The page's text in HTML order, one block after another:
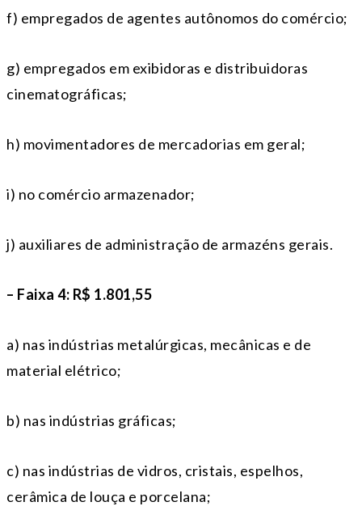
f) empregados de agentes autônomos do comércio;
g) empregados em exibidoras e distribuidoras
cinematográficas;
h) movimentadores de mercadorias em geral;
i) no comércio armazenador;
j) auxiliares de administração de armazéns gerais.
– Faixa 4: R$ 1.801,55
a) nas indústrias metalúrgicas, mecânicas e de
material elétrico;
b) nas indústrias gráficas;
c) nas indústrias de vidros, cristais, espelhos,
cerâmica de louça e porcelana;